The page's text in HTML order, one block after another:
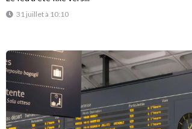
31 juillet à 10:10